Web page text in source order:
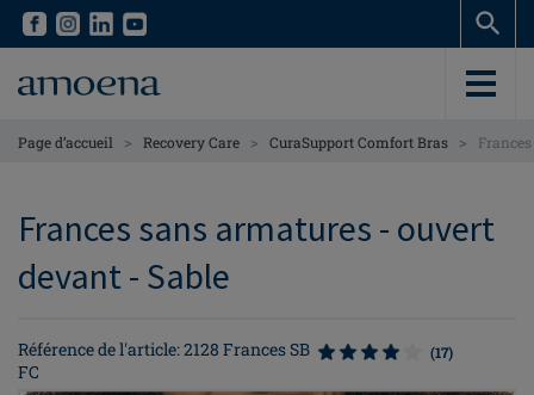
Skip
content
Skip
content
Page d’accueil > Recovery Care > CuraSupport Comfort Bras >
Frances sans armatures - ouvert
devant - Sable
Référence de l'article: 2128 Frances SB
FC
(17)